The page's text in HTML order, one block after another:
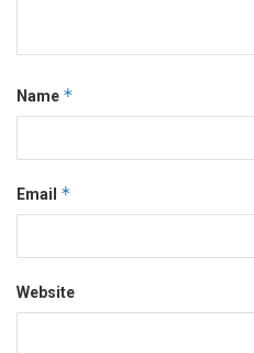
Name *
Email *
Website